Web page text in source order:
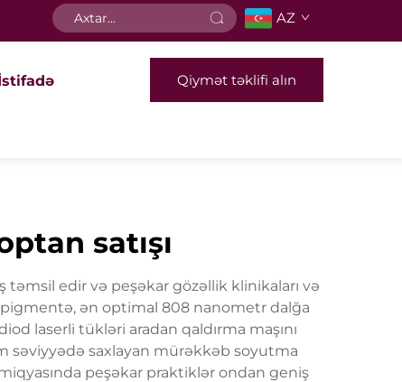
AZ
Qiymət təklifi alın
satışı
təmsil edir və peşəkar gözəllik klinikaları və
ən optimal 808 nanometr dalğa
laserli tükləri aradan qaldırma maşını
səviyyədə saxlayan mürəkkəb soyutma
peşəkar praktiklər ondan geniş